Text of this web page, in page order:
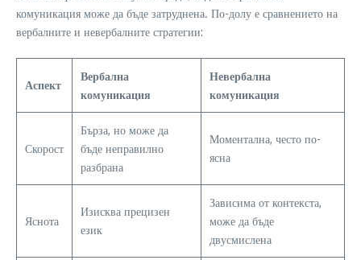
комуникация може да бъде затруднена. По-долу е сравнението на
вербалните и невербалните стратегии:
Аспект
Вербална
комуникация
Невербална
комуникация
Скорост
Бърза, но може да
бъде неправилно
разбрана
Моментална, често по-
ясна
Яснота
Изисква прецизен
език
Зависима от контекста,
може да бъде
двусмислена